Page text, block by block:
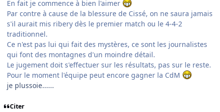
En fait je commence à bien l'aimer
Par contre à cause de la blessure de Cissé, on ne saura jamais
s'il aurait mis ribery dès le premier match ou le 4-4-2
traditionnel.
Ce n'est pas lui qui fait des mystères, ce sont les journalistes
qui font des montagnes d'un moindre détail.
Le jugement doit s'effectuer sur les résultats, pas sur le reste.
Pour le moment l'équipe peut encore gagner la CdM
je plussoie......
Citer